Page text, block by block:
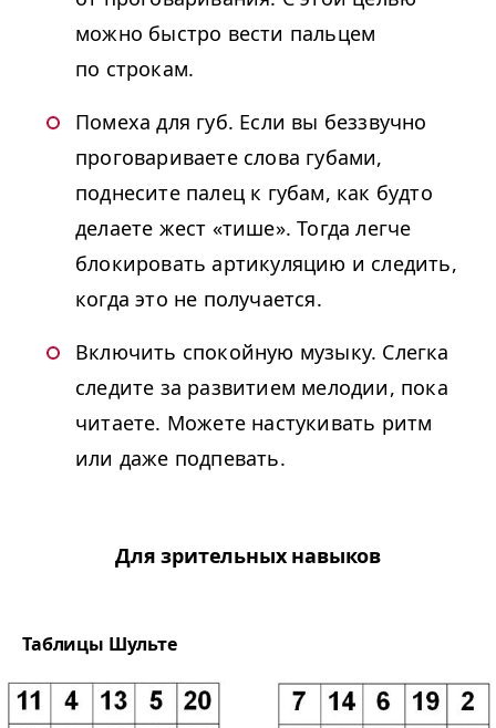
можно быстро вести пальцем
по строкам.
Помеха для губ. Если вы беззвучно
проговариваете слова губами,
поднесите палец к губам, как будто
делаете жест «тише». Тогда легче
блокировать артикуляцию и следить,
когда это не получается.
Включить спокойную музыку. Слегка
следите за развитием мелодии, пока
читаете. Можете настукивать ритм
или даже подпевать.
Для зрительных навыков
Таблицы Шульте